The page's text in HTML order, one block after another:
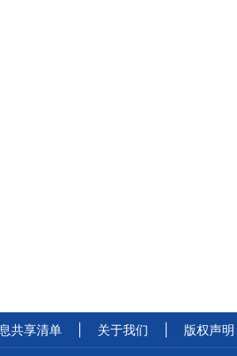
共享清单 关于我们 版权声明